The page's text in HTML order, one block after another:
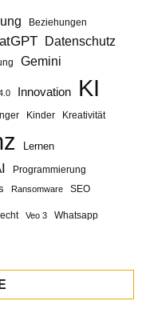
Beziehungen
Datenschutz
Gemini
Innovation KI
Kinder Kreativität
Lernen
Programmierung
Ransomware SEO
Veo 3 Whatsapp